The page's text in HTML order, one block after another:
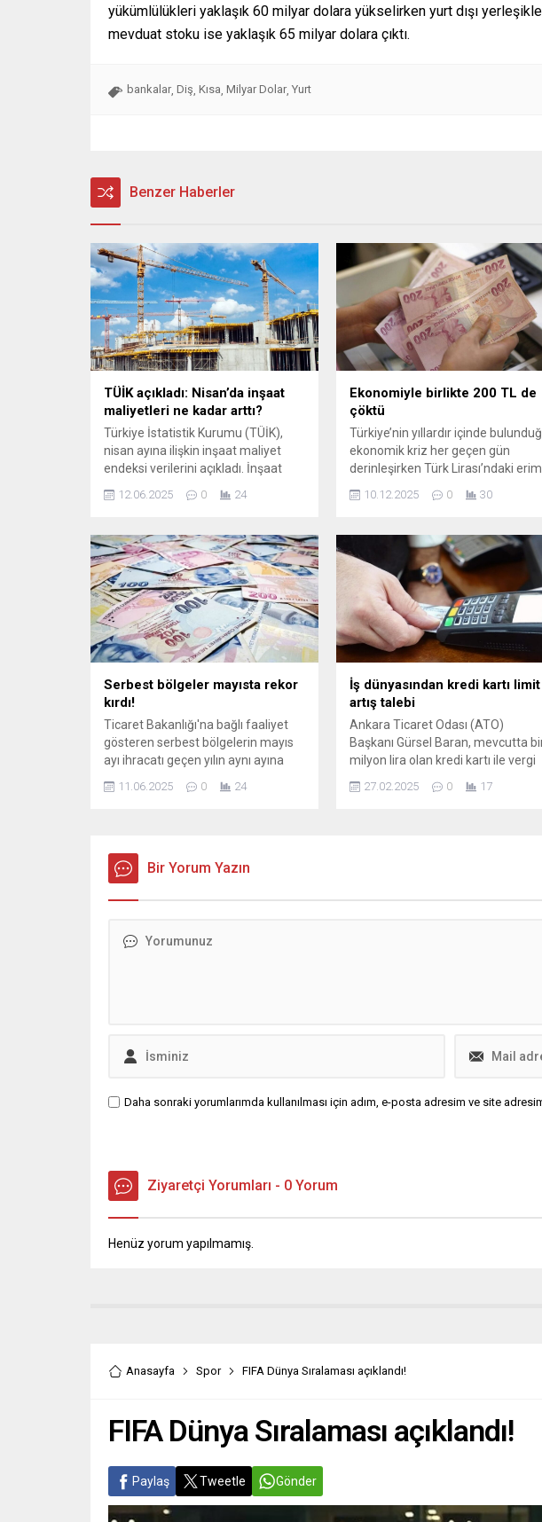
yükümlülükleri yaklaşık 60 milyar dolara yükselirken yurt dışı
mevduat stoku ise yaklaşık 65 milyar dolara çıktı.
bankalar Diş Kısa Milyar Dolar Yurt
Benzer Haberler
TÜİK açıkladı: Nisan’da inşaat
maliyetleri ne kadar arttı?
Türkiye İstatistik Kurumu (TÜİK),
nisan ayına ilişkin inşaat maliyet
endeksi verilerini açıkladı. İnşaat
bazda yüzde 1,67, yıllık bazda
ENDEKSİ YÜZDE 31,82 ARTIŞ
GÖSTERDİ Buna göre ...
12.06.2025 0 24
Ekonomiyle birlikte 200 TL de
çöktü
Türkiye’nin yıllardır içinde
ekonomik kriz her geçen gün
derinleşirken Türk Lirası’ndaki
10.12.2025 0 30
Serbest bölgeler mayısta rekor
kırdı!
Ticaret Bakanlığı'na bağlı faaliyet
gösteren serbest bölgelerin mayıs
ayı ihracatı geçen yılın aynı ayına
göre yüzde 11,2 artarak 1 milyar
180 milyon dolarla rekor seviyeye
11.06.2025 0 24
İş dünyasından kredi kartı limit
artış talebi
Ankara Ticaret Odası (ATO)
Başkanı Gürsel Baran, mevcutta
milyon lira olan kredi kartı ile vergi
ödeme limitinin, 5 milyon liraya
yükseltilmesi talebinde bulundu.
27.02.2025 0 17
Bir Yorum Yazın
Daha sonraki yorumlarımda kullanılması için adım, e-posta adresim ve site
Ziyaretçi Yorumları - 0 Yorum
Henüz yorum yapılmamış.
Anasayfa Spor FIFA Dünya Sıralaması açıklandı!
FIFA Dünya Sıralaması açıklandı!
Paylaş Tweetle Gönder